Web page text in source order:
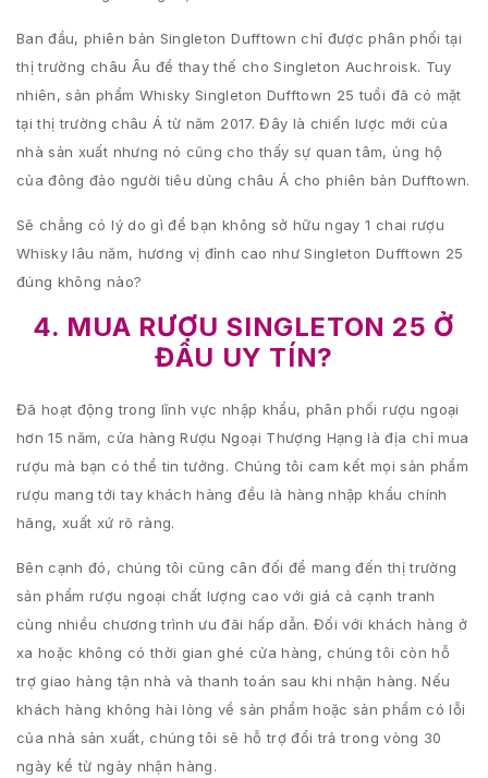
Ban đầu, phiên bản Singleton Dufftown chỉ được phân phối tại
thị trường châu Âu để thay thế cho Singleton Auchroisk. Tuy
nhiên, sản phẩm Whisky Singleton Dufftown 25 tuổi đã có mặt
tại thị trường châu Á từ năm 2017. Đây là chiến lược mới của
nhà sản xuất nhưng nó cũng cho thấy sự quan tâm, ủng hộ
của đông đảo người tiêu dùng châu Á cho phiên bản Dufftown.
Sẽ chẳng có lý do gì để bạn không sở hữu ngay 1 chai rượu
Whisky lâu năm, hương vị đỉnh cao như Singleton Dufftown 25
đúng không nào?
4. MUA RƯỢU SINGLETON 25 Ở
ĐÂU UY TÍN?
Đã hoạt động trong lĩnh vực nhập khẩu, phân phối rượu ngoại
hơn 15 năm, cửa hàng Rượu Ngoại Thượng Hạng là địa chỉ mua
rượu mà bạn có thể tin tưởng. Chúng tôi cam kết mọi sản phẩm
rượu mang tới tay khách hàng đều là hàng nhập khẩu chính
hãng, xuất xứ rõ ràng.
Bên cạnh đó, chúng tôi cũng cân đối để mang đến thị trường
sản phẩm rượu ngoại chất lượng cao với giá cả cạnh tranh
cùng nhiều chương trình ưu đãi hấp dẫn. Đối với khách hàng ở
xa hoặc không có thời gian ghé cửa hàng, chúng tôi còn hỗ
trợ giao hàng tận nhà và thanh toán sau khi nhận hàng. Nếu
khách hàng không hài lòng về sản phẩm hoặc sản phẩm có lỗi
của nhà sản xuất, chúng tôi sẽ hỗ trợ đổi trả trong vòng 30
ngày kể từ ngày nhận hàng.